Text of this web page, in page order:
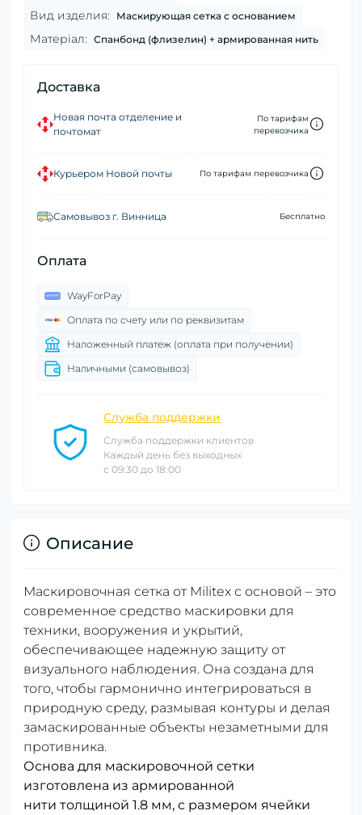
Вид изделия: Маскирующая сетка с основанием
Матеріал: Спанбонд (флизелин) + армированная нить
Доставка
Новая почта отделение и
почтомат
По тарифам
перевозчика
Курьером Новой почты По тарифам перевозчика
Самовывоз г. Винница Бесплатно
Оплата
WayForPay
Оплата по счету или по реквизитам
Наложенный платеж (оплата при получении)
Наличными (самовывоз)
Служба поддержки
Служба поддержки клиентов
Каждый день без выходных
с 09:30 до 18:00
Описание
Маскировочная сетка от Militex с основой – это
современное средство маскировки для
техники, вооружения и укрытий,
обеспечивающее надежную защиту от
визуального наблюдения. Она создана для
того, чтобы гармонично интегрироваться в
природную среду, размывая контуры и делая
замаскированные объекты незаметными для
противника.
Основа для маскировочной сетки
изготовлена ​​из армированной
нити толщиной 1.8 мм, с размером ячейки